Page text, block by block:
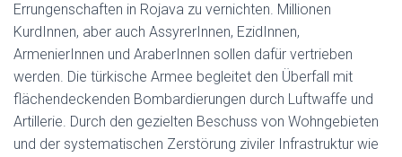
Errungenschaften in Rojava zu vernichten. Millionen
KurdInnen, aber auch AssyrerInnen, EzidInnen,
ArmenierInnen und AraberInnen sollen dafür vertrieben
werden. Die türkische Armee begleitet den Überfall mit
flächendeckenden Bombardierungen durch Luftwaffe und
Artillerie. Durch den gezielten Beschuss von Wohngebieten
und der systematischen Zerstörung ziviler Infrastruktur wie